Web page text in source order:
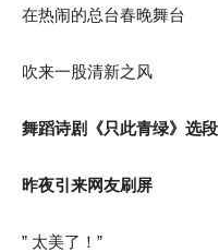
在热闹的总台春晚舞台
吹来一股清新之风
舞蹈诗剧《只此青绿》选段
昨夜引来网友刷屏
” 太美了！”